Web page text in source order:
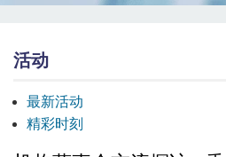
活动
最新活动
精彩时刻